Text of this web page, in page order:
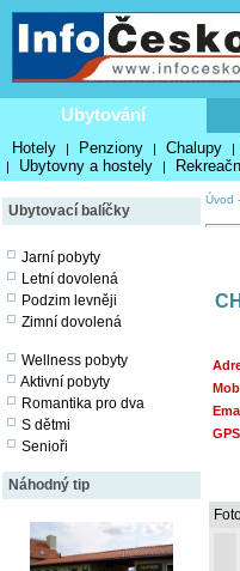
Ubytování
Hotely | Penziony | Chalupy |
| Ubytovny a hostely |
Ubytovací balíčky
Jarní pobyty
Letní dovolená
Podzim levněji
Zimní dovolená
Wellness pobyty
Aktivní pobyty
Romantika pro dva
S dětmi
Senioři
Náhodný tip
Úvod -